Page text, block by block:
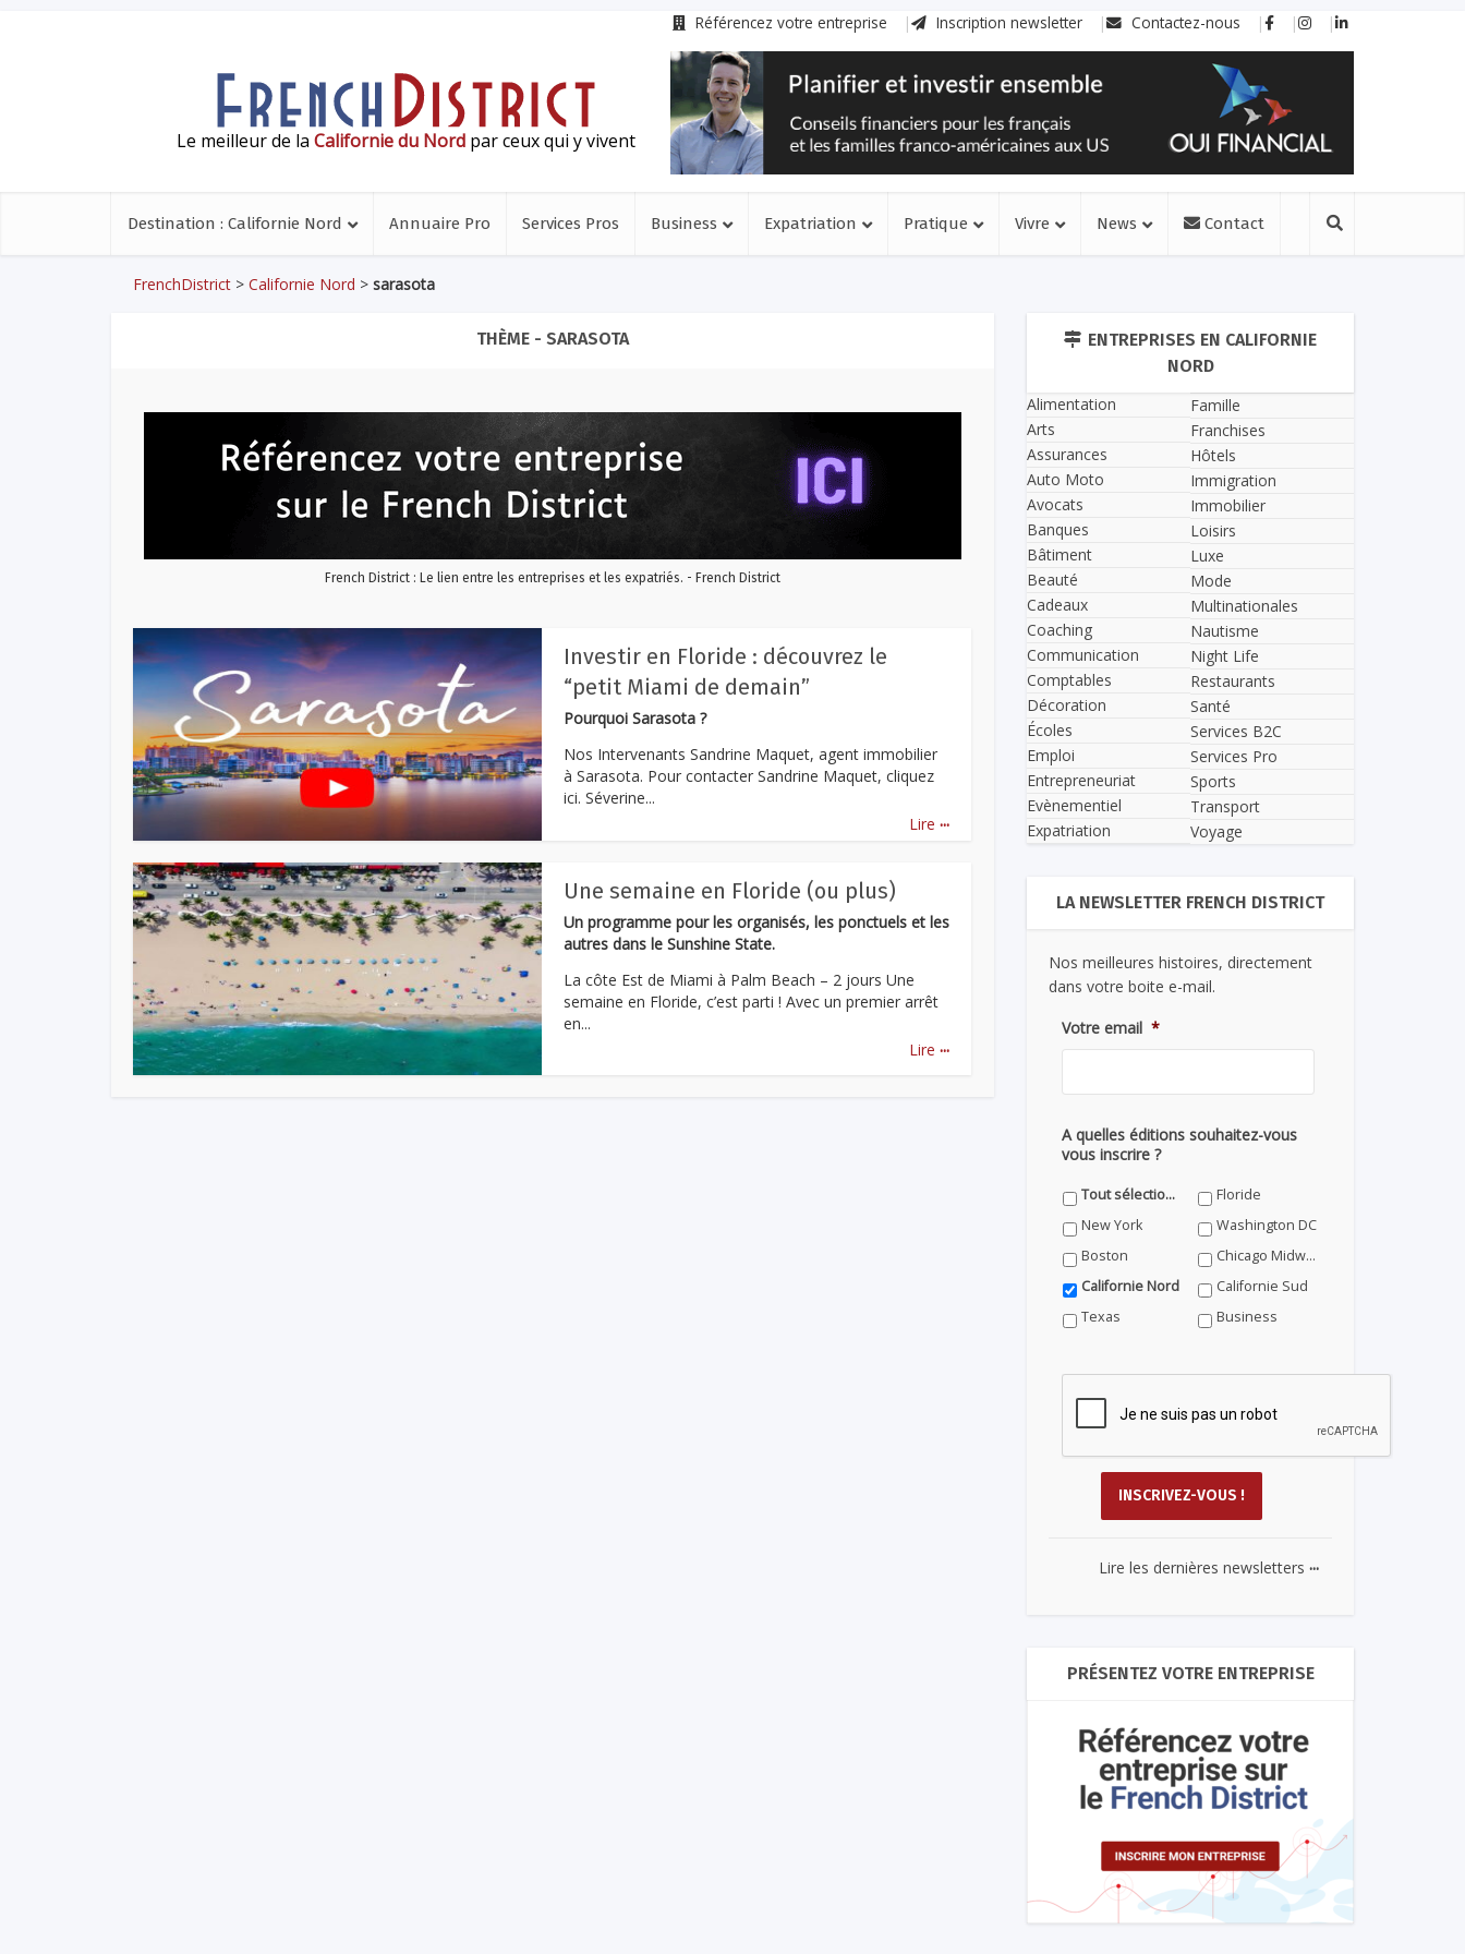
Référencez votre entreprise Inscription newsletter Contactez-nous
Le meilleur de la Californie du Nord par ceux qui y vivent
Destination : Californie Nord Annuaire Pro Services Pros Business Expatriation Pratique Vivre News Contact
FrenchDistrict > Californie Nord > sarasota
THÈME - SARASOTA
French District : Le lien entre les entreprises et les expatriés. - French District
Investir en Floride : découvrez le
“petit Miami de demain”
Pourquoi Sarasota ?
Nos Intervenants Sandrine Maquet, agent immobilier
à Sarasota. Pour contacter Sandrine Maquet, cliquez
ici. Séverine...
Lire ...
Une semaine en Floride (ou plus)
Un programme pour les organisés, les ponctuels et les
autres dans le Sunshine State.
La côte Est de Miami à Palm Beach – 2 jours Une
semaine en Floride, c’est parti ! Avec un premier arrêt
en...
Lire ...
ENTREPRISES EN CALIFORNIE
NORD
Alimentation
Arts
Assurances
Auto Moto
Avocats
Banques
Bâtiment
Beauté
Cadeaux
Coaching
Communication
Comptables
Décoration
Écoles
Emploi
Entrepreneuriat
Evènementiel
Expatriation
Famille
Franchises
Hôtels
Immigration
Immobilier
Loisirs
Luxe
Mode
Multinationales
Nautisme
Night Life
Restaurants
Santé
Services B2C
Services Pro
Sports
Transport
Voyage
LA NEWSLETTER FRENCH DISTRICT
Nos meilleures histoires, directement
dans votre boite e-mail.
Votre email *
A quelles éditions souhaitez-vous
vous inscrire ?
Tout sélectionner
Floride
New York
Washington DC
Boston
Chicago Midwest
Californie Nord
Californie Sud
Texas
Business
Lire les dernières newsletters ...
PRÉSENTEZ VOTRE ENTREPRISE